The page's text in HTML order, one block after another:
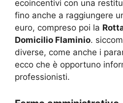
ecoincentivi con una
fino anche a raggiungere
euro, compreso poi la
Domicilio Flaminio.
diverse, come anche i
ecco che è opportuno
professionisti.